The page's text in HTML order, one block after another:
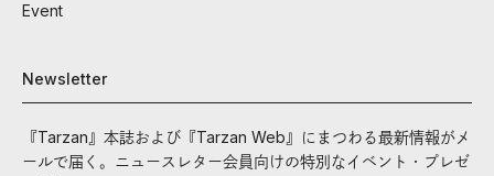
Event
Newsletter
『Tarzan』本誌および『Tarzan Web』にまつわる最新情報がメ
ールで届く。ニュースレター会員向けの特別なイベント・プレゼ